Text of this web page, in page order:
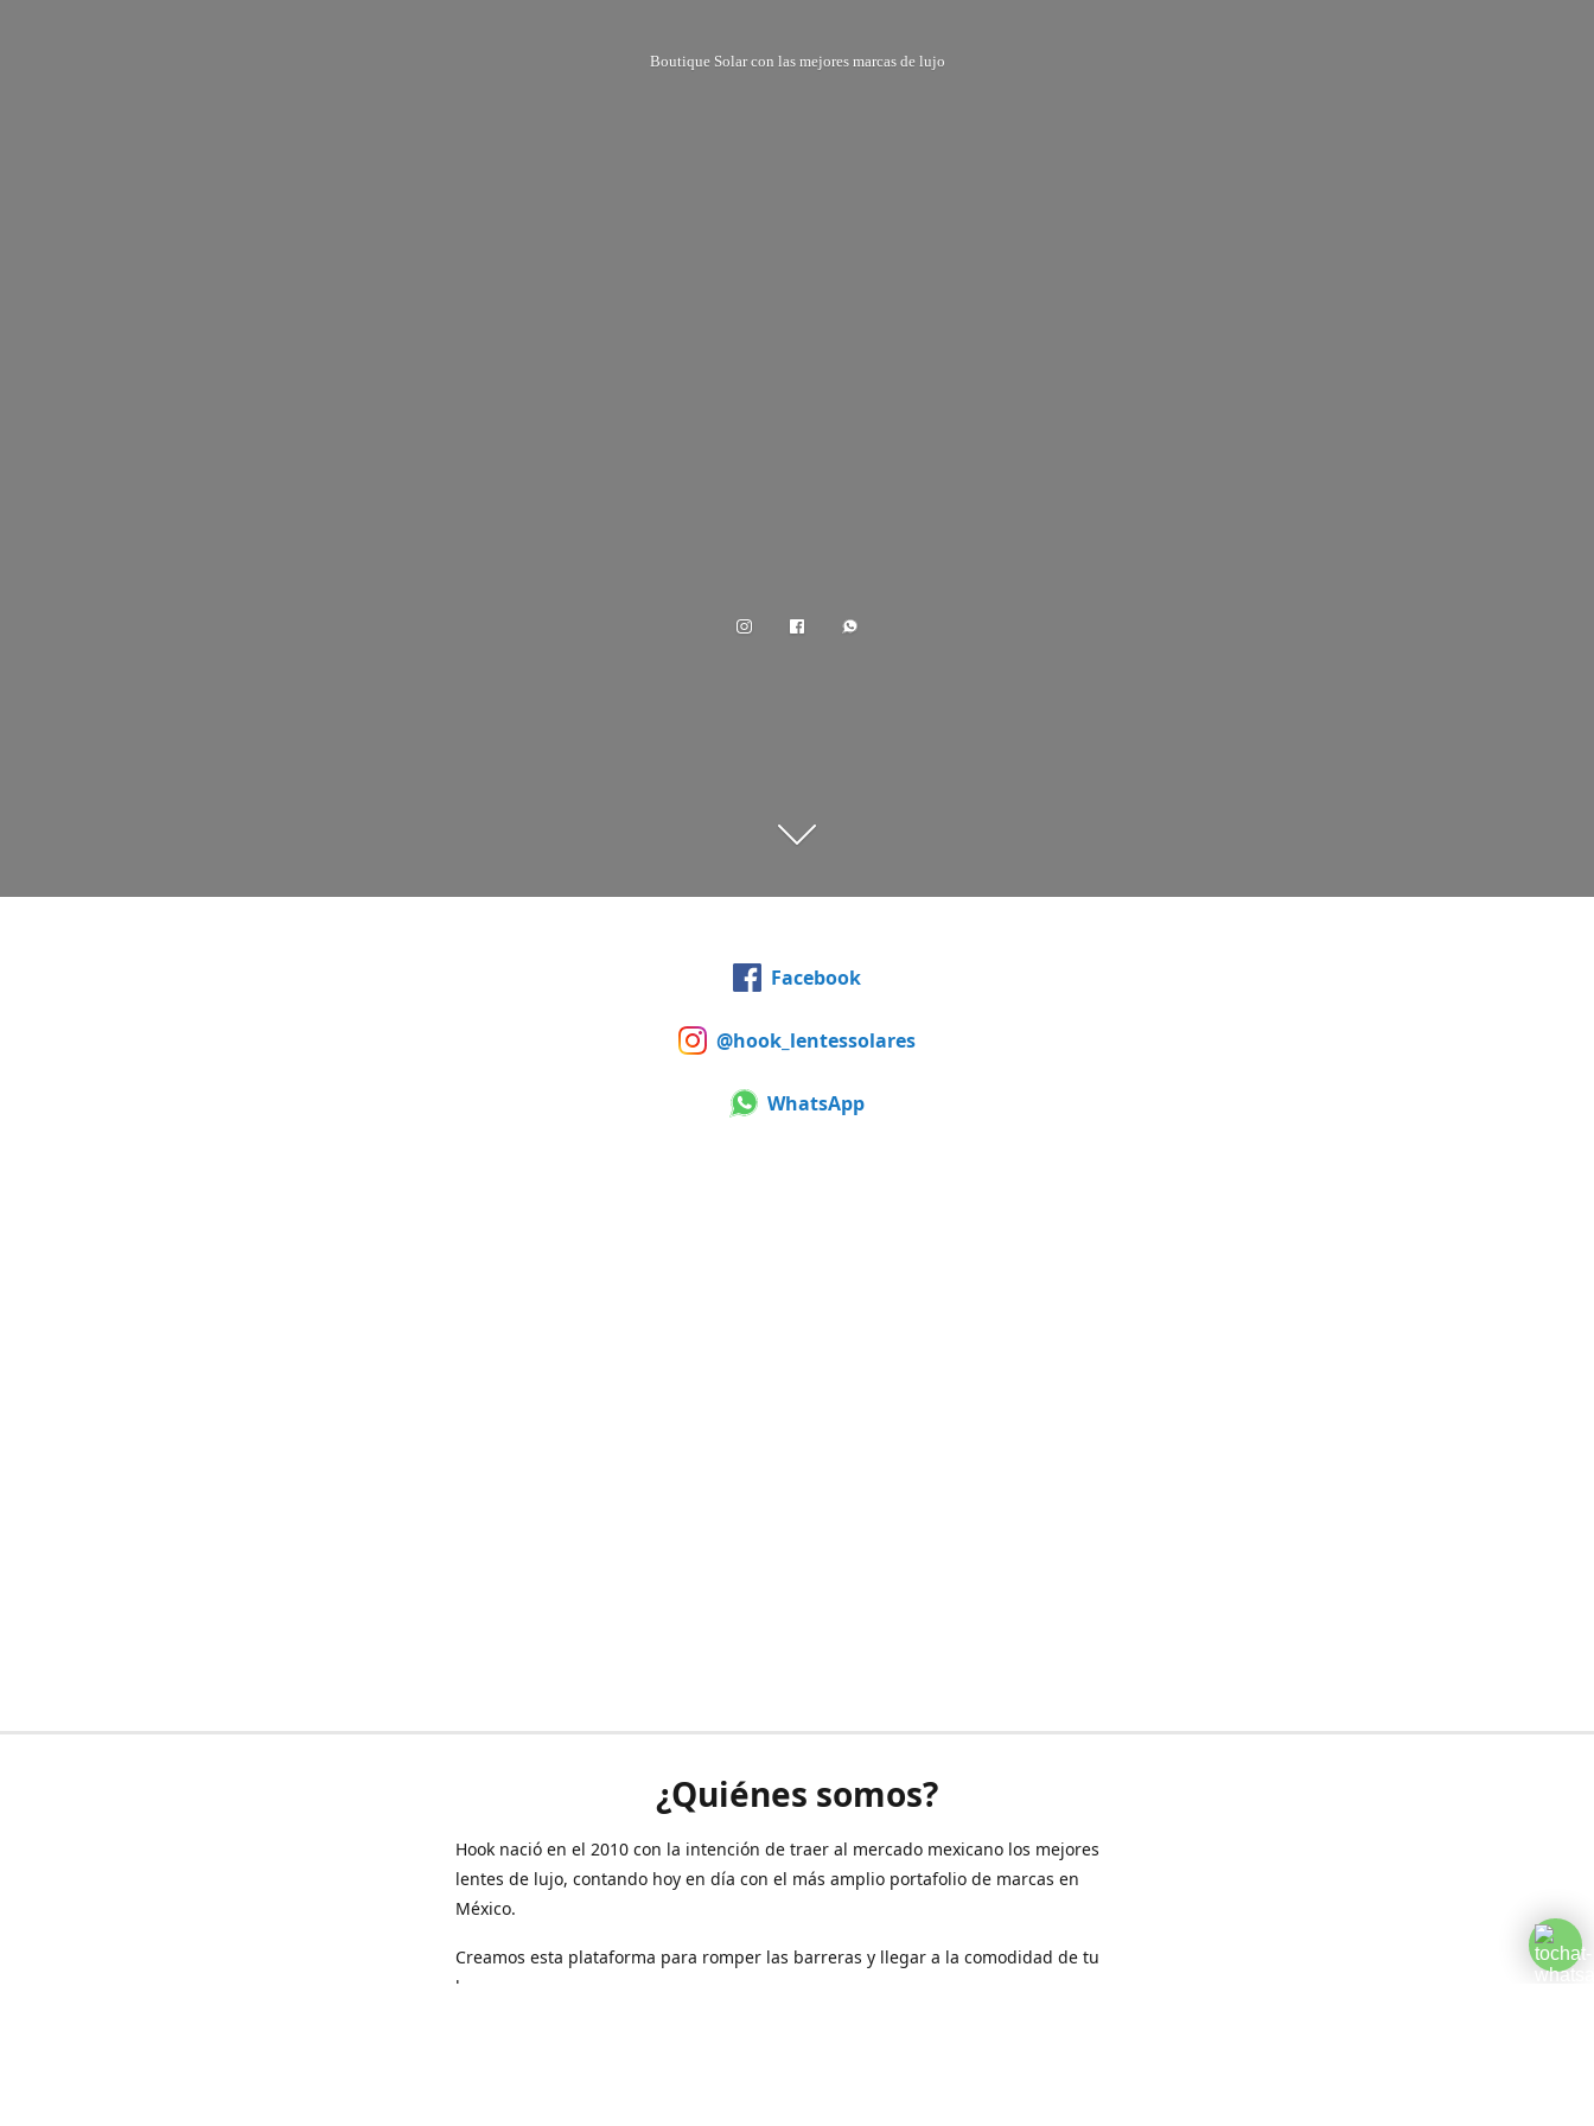
Boutique Solar con las mejores marcas de lujo
Facebook
@hook_lentessolares
WhatsApp
¿Quiénes somos?
Hook nació en el 2010 con la intención de traer al mercado mexicano los mejores
lentes de lujo, contando hoy en día con el más amplio portafolio de marcas en
México.
Creamos esta plataforma para romper las barreras y llegar a la comodidad de tu
hogar.